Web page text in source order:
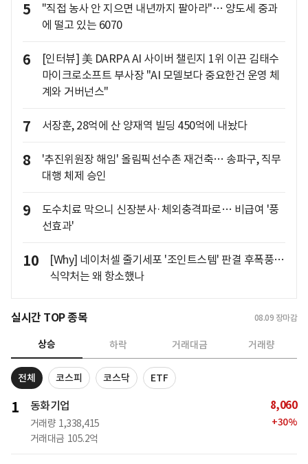
5
"직접 농사 안 지으면 내년까지 팔아라"… 양도세 중과
에 떨고 있는 6070
6
[인터뷰] 美 DARPA AI 사이버 챌린지 1위 이끈 김태수
마이크로소프트 부사장 "AI 모델보다 중요한건 운영 체
계와 거버넌스"
7 서장훈, 28억에 산 양재역 빌딩 450억에 내놨다
8
'추진위원장 해임' 올림픽선수촌 재건축… 송파구, 직무
대행 체제 승인
9
도수치료 막으니 신장분사·체외충격파로… 비급여 '풍
선효과'
10
[Why] 네이처셀 줄기세포 '조인트스템' 판결 후폭풍…
식약처는 왜 항소했나
실시간 TOP 종목 08.09 장마감
상승 하락 거래대금 거래량
전체 코스피 코스닥 ETF
1 동화기업
거래량 1,338,415
거래대금 105.2억
8,060
+30%